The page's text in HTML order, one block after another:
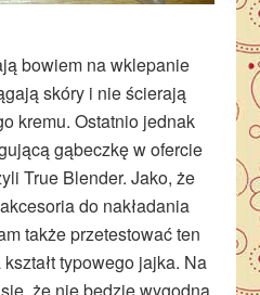
bowiem na wklepanie
skóry i nie ścierają
kremu. Ostatnio jednak
gąbeczkę w ofercie
True Blender. Jako, że
do nakładania
także przetestować ten
typowego jajka. Na